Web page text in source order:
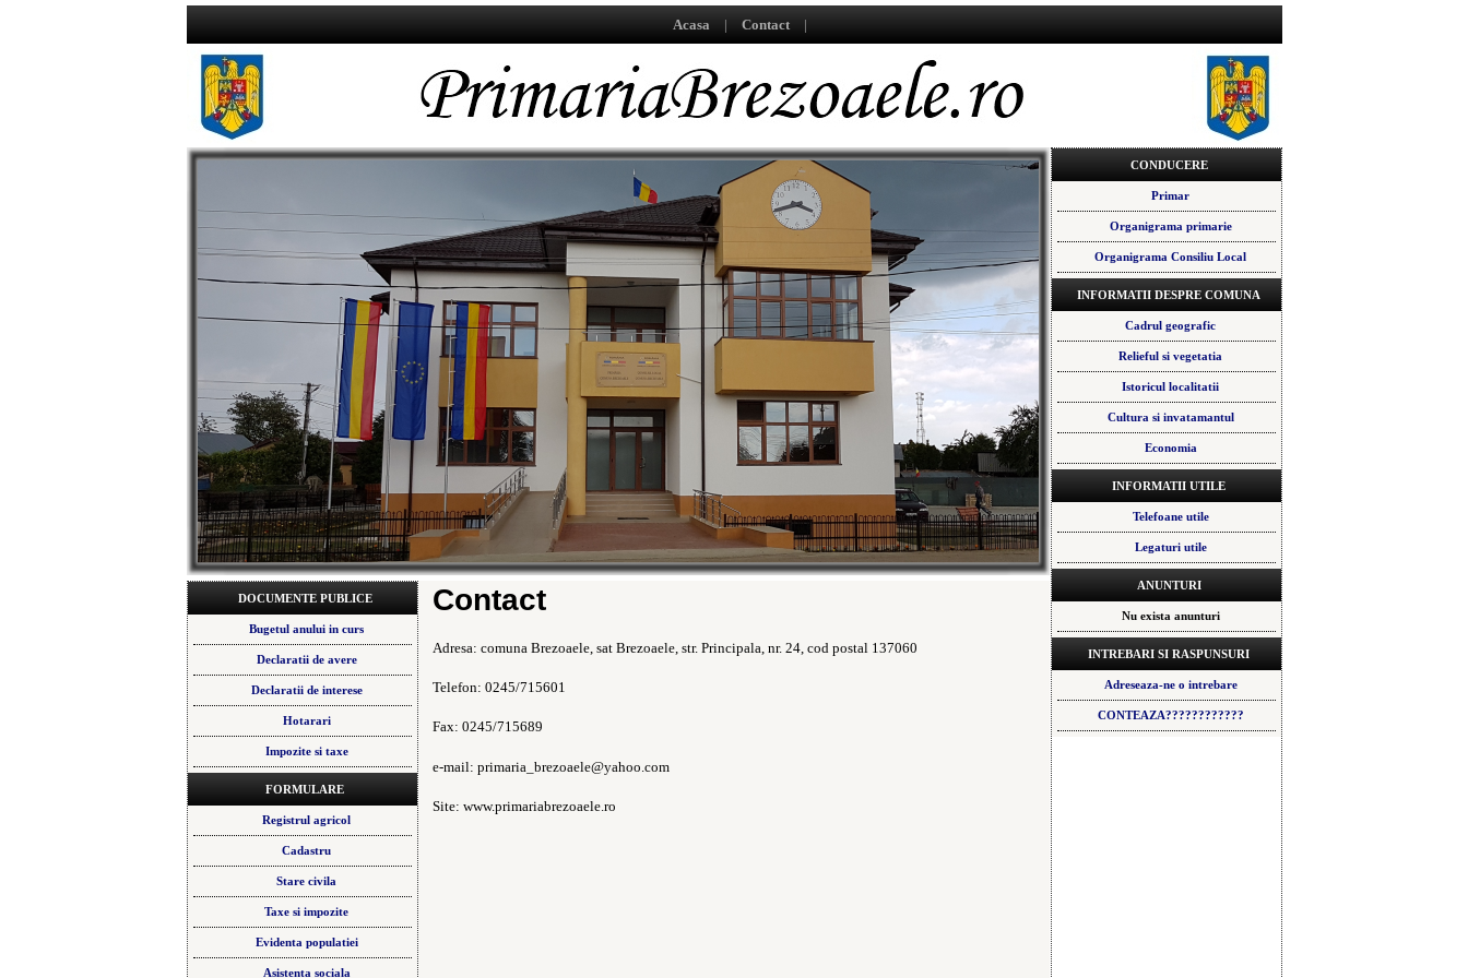
Acasa | Contact |
DOCUMENTE PUBLICE
Bugetul anului in curs
Declaratii de avere
Declaratii de interese
Hotarari
Impozite si taxe
FORMULARE
Registrul agricol
Cadastru
Stare civila
Taxe si impozite
Evidenta populatiei
Asistenta sociala
Contact
Adresa: comuna Brezoaele, sat Brezoaele, str. Principala, nr. 24, cod postal 137060
Telefon: 0245/715601
Fax: 0245/715689
e-mail: primaria_brezoaele@yahoo.com
Site: www.primariabrezoaele.ro
CONDUCERE
Primar
Organigrama primarie
Organigrama Consiliu Local
INFORMATII DESPRE COMUNA
Cadrul geografic
Relieful si vegetatia
Istoricul localitatii
Cultura si invatamantul
Economia
INFORMATII UTILE
Telefoane utile
Legaturi utile
ANUNTURI
Nu exista anunturi
INTREBARI SI RASPUNSURI
Adreseaza-ne o intrebare
CONTEAZA????????????